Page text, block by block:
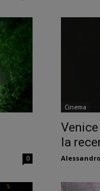
0
Cinema
la